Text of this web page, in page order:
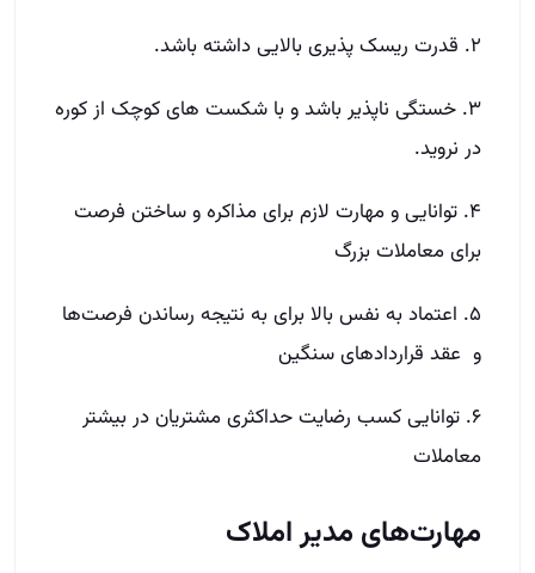
۲. قدرت ریسک پذیری بالایی داشته باشد.
۳. خستگی ناپذیر باشد و با شکست های کوچک از کوره
در نروید.
۴. توانایی و مهارت لازم برای مذاکره و ساختن فرصت
برای معاملات بزرگ
۵. اعتماد به نفس بالا برای به نتیجه رساندن فرصت‌ها
و عقد قرارداد‌های سنگین
۶. توانایی کسب رضایت حداکثری مشتریان در بیشتر
معاملات
مهارت‌های مدیر املاک